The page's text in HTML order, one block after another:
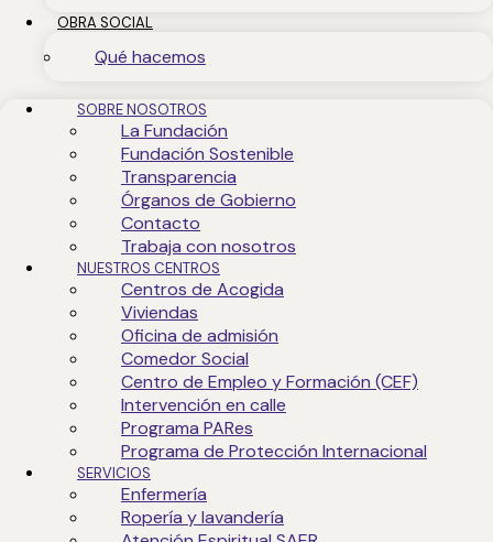
OBRA SOCIAL
Qué hacemos
SOBRE NOSOTROS
La Fundación
Fundación Sostenible
Transparencia
Órganos de Gobierno
Contacto
Trabaja con nosotros
NUESTROS CENTROS
Centros de Acogida
Viviendas
Oficina de admisión
Comedor Social
Centro de Empleo y Formación (CEF)
Intervención en calle
Programa PARes
Programa de Protección Internacional
SERVICIOS
Enfermería
Ropería y lavandería